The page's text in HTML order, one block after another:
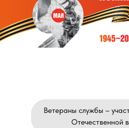
Ветераны службы –
Отечественной